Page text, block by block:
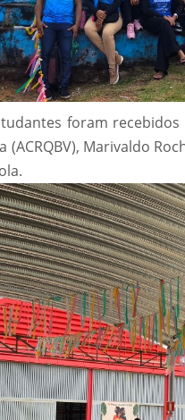
foram
(ACRQBV), Marivaldo